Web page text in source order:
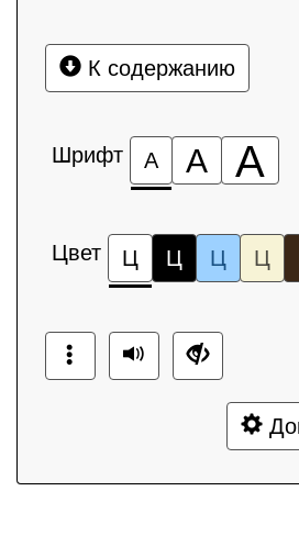
К содержанию
Шрифт А А А
Цвет Ц Ц Ц Ц